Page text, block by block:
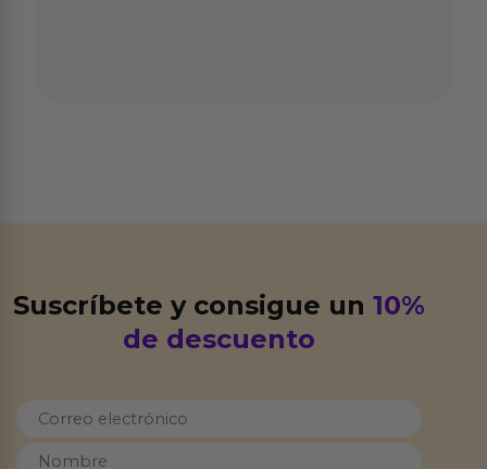
Suscríbete y consigue un10%
de descuento